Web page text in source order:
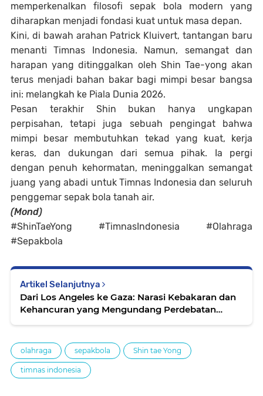
memperkenalkan filosofi sepak bola modern yang
diharapkan menjadi fondasi kuat untuk masa depan.
Kini, di bawah arahan Patrick Kluivert, tantangan baru
menanti Timnas Indonesia. Namun, semangat dan
harapan yang ditinggalkan oleh Shin Tae-yong akan
terus menjadi bahan bakar bagi mimpi besar bangsa
ini: melangkah ke Piala Dunia 2026.
Pesan terakhir Shin bukan hanya ungkapan
perpisahan, tetapi juga sebuah pengingat bahwa
mimpi besar membutuhkan tekad yang kuat, kerja
keras, dan dukungan dari semua pihak. Ia pergi
dengan penuh kehormatan, meninggalkan semangat
juang yang abadi untuk Timnas Indonesia dan seluruh
penggemar sepak bola tanah air.
(Mond)
#ShinTaeYong #TimnasIndonesia #Olahraga
#Sepakbola
Artikel Selanjutnya
Dari Los Angeles ke Gaza: Narasi Kebakaran dan
Kehancuran yang Mengundang Perdebatan
olahraga sepakbola Shin tae Yong
timnas indonesia